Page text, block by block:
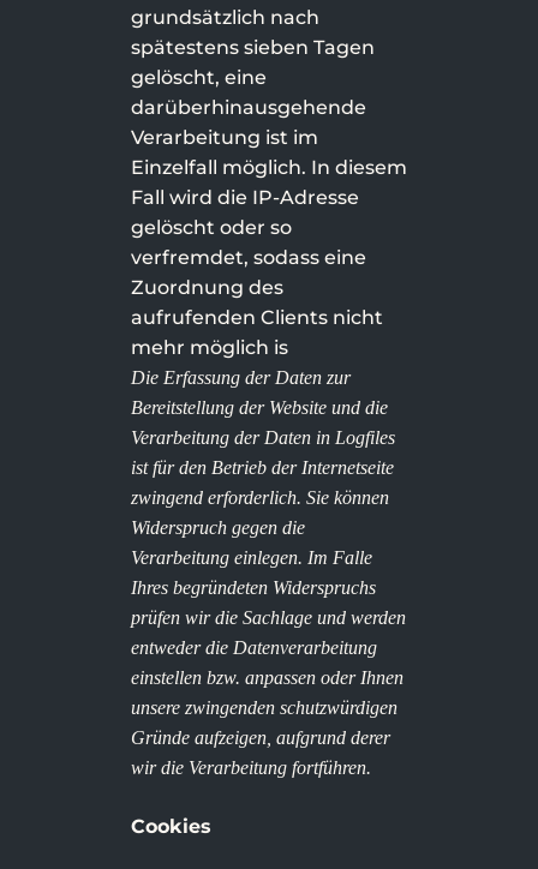
grundsätzlich nach
spätestens sieben Tagen
gelöscht, eine
darüberhinausgehende
Verarbeitung ist im
Einzelfall möglich. In diesem
Fall wird die IP-Adresse
gelöscht oder so
verfremdet, sodass eine
Zuordnung des
aufrufenden Clients nicht
mehr möglich is
Die Erfassung der Daten zur
Bereitstellung der Website und die
Verarbeitung der Daten in Logfiles
ist für den Betrieb der Internetseite
zwingend erforderlich. Sie können
Widerspruch gegen die
Verarbeitung einlegen. Im Falle
Ihres begründeten Widerspruchs
prüfen wir die Sachlage und werden
entweder die Datenverarbeitung
einstellen bzw. anpassen oder Ihnen
unsere zwingenden schutzwürdigen
Gründe aufzeigen, aufgrund derer
wir die Verarbeitung fortführen.
Cookies